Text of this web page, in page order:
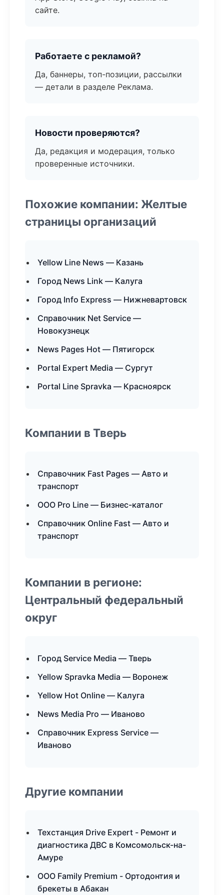
сайте.
Работаете с рекламой?
Да, баннеры, топ-позиции, рассылки
— детали в разделе Реклама.
Новости проверяются?
Да, редакция и модерация, только
проверенные источники.
Похожие компании: Желтые
страницы организаций
Yellow Line News — Казань
Город News Link — Калуга
Город Info Express — Нижневартовск
Справочник Net Service —
Новокузнецк
News Pages Hot — Пятигорск
Portal Expert Media — Сургут
Portal Line Spravka — Красноярск
Компании в Тверь
Справочник Fast Pages — Авто и
транспорт
ООО Pro Line — Бизнес-каталог
Справочник Online Fast — Авто и
транспорт
Компании в регионе:
Центральный федеральный
округ
Город Service Media — Тверь
Yellow Spravka Media — Воронеж
Yellow Hot Online — Калуга
News Media Pro — Иваново
Справочник Express Service —
Иваново
Другие компании
Техстанция Drive Expert - Ремонт и
диагностика ДВС в Комсомольск-на-
Амуре
ООО Family Premium - Ортодонтия и
брекеты в Абакан